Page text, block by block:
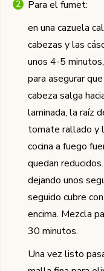
Para el fumet:
en una cazuela
cabezas y las
unos 4-5
para asegurar
cabeza salga
laminada, la raíz
tomate rallado y
cocina a fuego
quedan
dejando unos
seguido cubre
encima. Mezcla
30 minutos.
Una vez listo